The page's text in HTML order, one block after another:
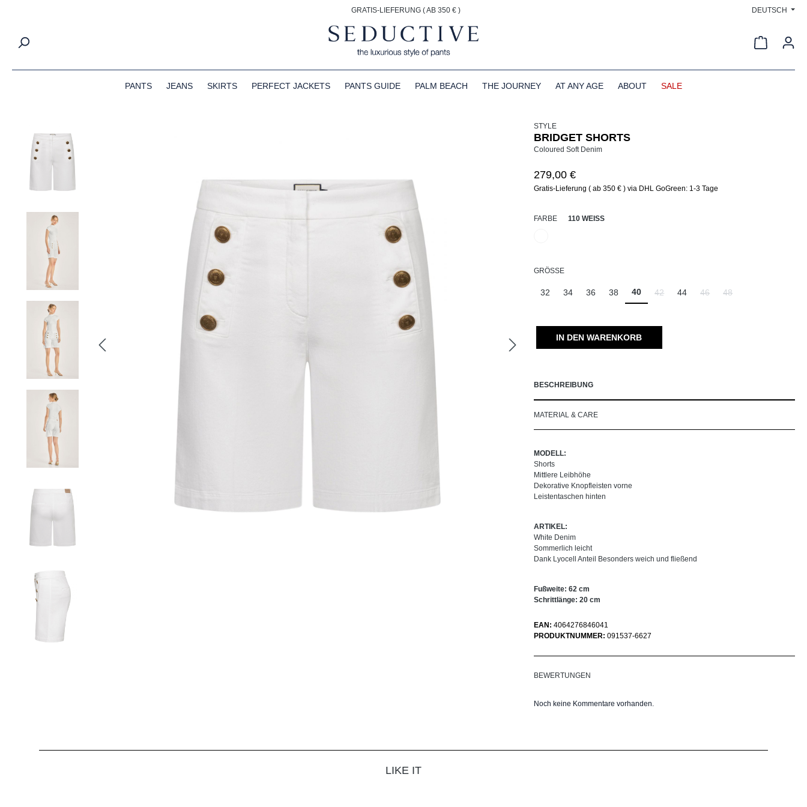
GRATIS-LIEFERUNG ( AB 350 € ) DEUTSCH
PANTS JEANS SKIRTS PERFECT JACKETS PANTS GUIDE PALM BEACH THE JOURNEY AT ANY AGE ABOUT SALE
STYLE
BRIDGET SHORTS
Coloured Soft Denim
279,00 €
Gratis-Lieferung ( ab 350 € ) via DHL GoGreen: 1-3 Tage
FARBEAUSWÄHLEN
110 WEISS
GRÖSSE AUSWÄHLEN
32 34 36 38 40 42 44 46 48
IN DEN WARENKORB
BESCHREIBUNG
MATERIAL & CARE
MODELL:
Shorts
Mittlere Leibhöhe
Dekorative Knopfleisten vorne
Leistentaschen hinten
ARTIKEL:
White Denim
Sommerlich leicht
Dank Lyocell Anteil Besonders weich und fließend
Fußweite: 62 cm
Schrittlänge: 20 cm
EAN:4064276846041
PRODUKTNUMMER:091537-6627
BEWERTUNGEN
Noch keine Kommentare vorhanden.
LIKE IT